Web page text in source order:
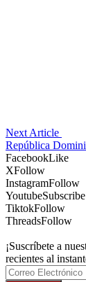
Next Article
República
FacebookLike
XFollow
InstagramFollow
YoutubeSubscribe
TiktokFollow
ThreadsFollow
¡Suscríbete a
recientes al